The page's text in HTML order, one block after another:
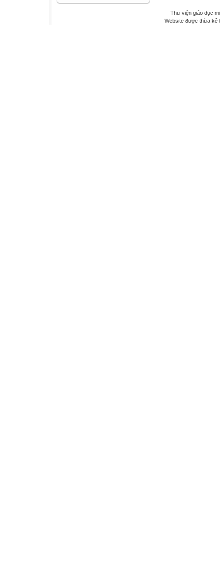
Thư viện giáo dục
Website được thừa kế